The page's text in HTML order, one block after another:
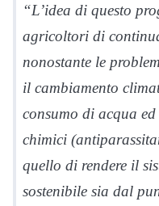
“L’idea di questo
agricoltori di
nonostante le
il cambiamento
consumo di acqua
chimici
quello di rendere il
sostenibile sia dal